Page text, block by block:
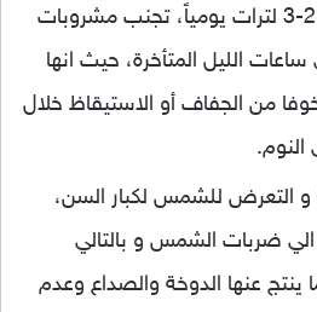
شرب ما لا يقل عن 2-3 لترات يومياً، تجنب مشروبات
الليل المتأخرة، حيث انها
من الجفاف أو الاستيقاظ خلال
النوم.
و التعرض للشمس لكبار السن،
ضربات الشمس و بالتالي
ينتج عنها الدوخة والصداع وعدم